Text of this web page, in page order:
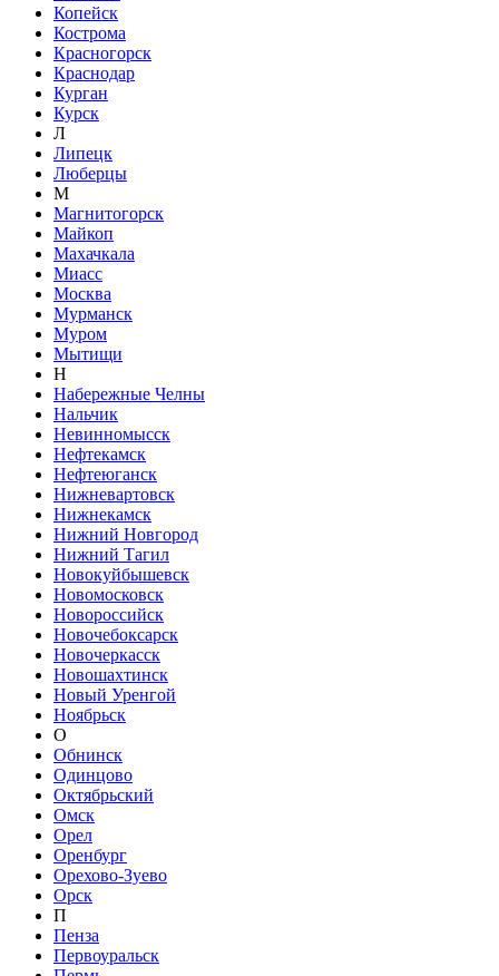
Копейск
Кострома
Красногорск
Краснодар
Курган
Курск
Л
Липецк
Люберцы
М
Магнитогорск
Майкоп
Махачкала
Миасс
Москва
Мурманск
Муром
Мытищи
Н
Набережные Челны
Нальчик
Невинномысск
Нефтекамск
Нефтеюганск
Нижневартовск
Нижнекамск
Нижний Новгород
Нижний Тагил
Новокуйбышевск
Новомосковск
Новороссийск
Новочебоксарск
Новочеркасск
Новошахтинск
Новый Уренгой
Ноябрьск
О
Обнинск
Одинцово
Октябрьский
Омск
Орел
Оренбург
Орехово-Зуево
Орск
П
Пенза
Первоуральск